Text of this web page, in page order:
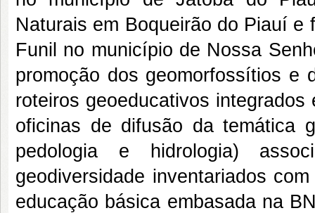
Naturais em Boqueirão do Piauí
Funil no município de Nossa
promoção dos geomorfossítios e
roteiros geoeducativos
oficinas de difusão da temática
pedologia e hidrologia)
geodiversidade inventariados
educação básica embasada na